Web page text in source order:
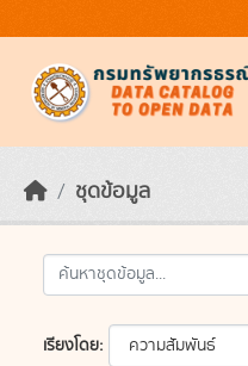
ชุดข้อมูล
เรียงโดย